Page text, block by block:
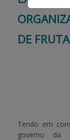
INFORMAÇÕES
ESTATÍSTICAS
DE
Tendo em
governo da